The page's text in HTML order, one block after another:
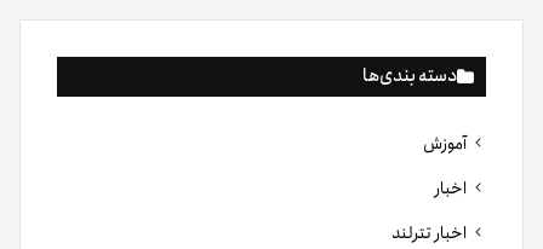
دسته بندی‌ها
آموزش
اخبار
اخبار تترلند